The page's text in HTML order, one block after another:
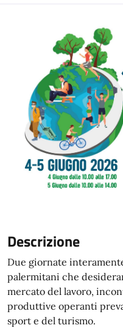
Descrizione
Due giornate
palermitani che
mercato del lavoro,
produttive operanti
sport e del turismo.